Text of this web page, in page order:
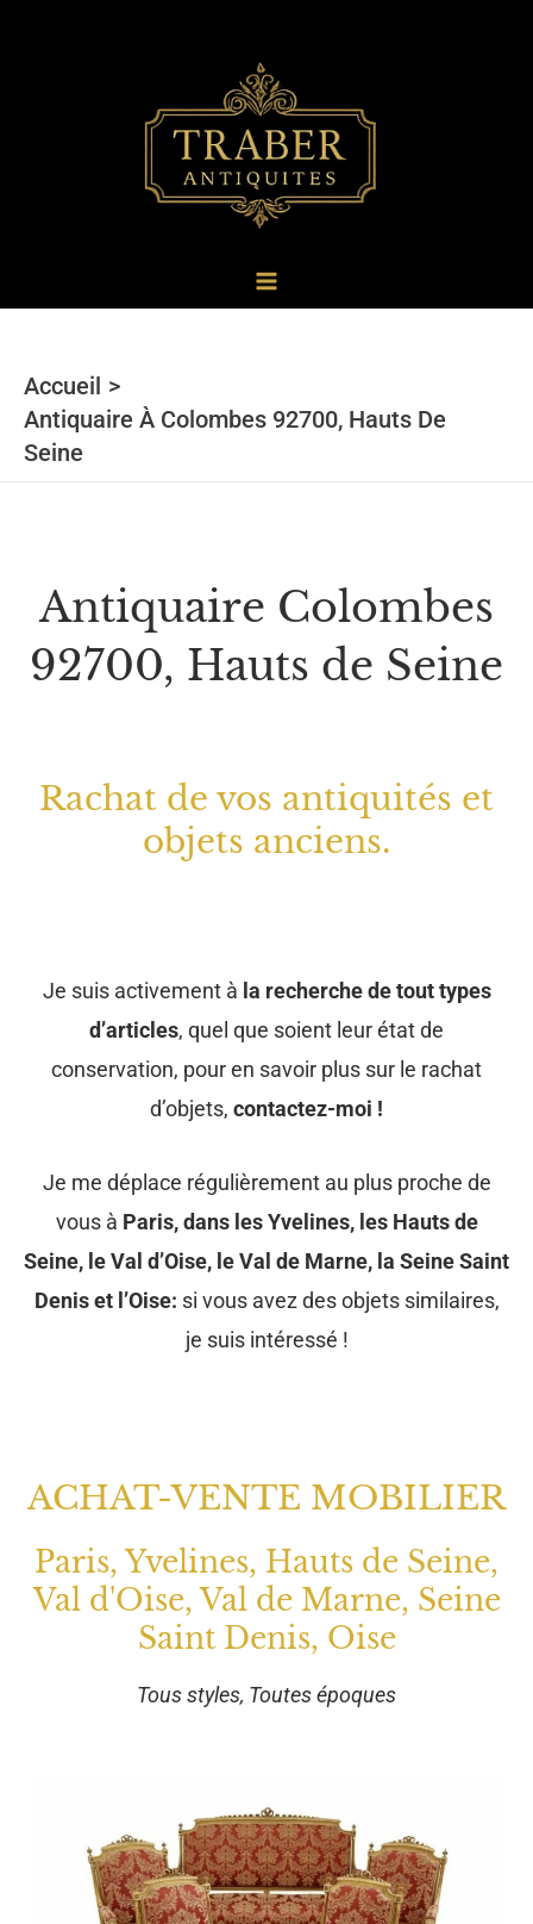
Accueil
Antiquaire À Colombes 92700, Hauts De
Seine
Antiquaire Colombes
92700, Hauts de Seine
Rachat de vos antiquités et
objets anciens.
Je suis activement à la recherche de tout types
d’articles, quel que soient leur état de
conservation, pour en savoir plus sur le rachat
d’objets, contactez-moi !
Je me déplace régulièrement au plus proche de
vous à Paris, dans les Yvelines, les Hauts de
Seine, le Val d’Oise, le Val de Marne, la Seine Saint
Denis et l’Oise: si vous avez des objets similaires,
je suis intéressé !
ACHAT-VENTE MOBILIER
Paris, Yvelines, Hauts de Seine,
Val d'Oise, Val de Marne, Seine
Saint Denis, Oise
Tous styles, Toutes époques